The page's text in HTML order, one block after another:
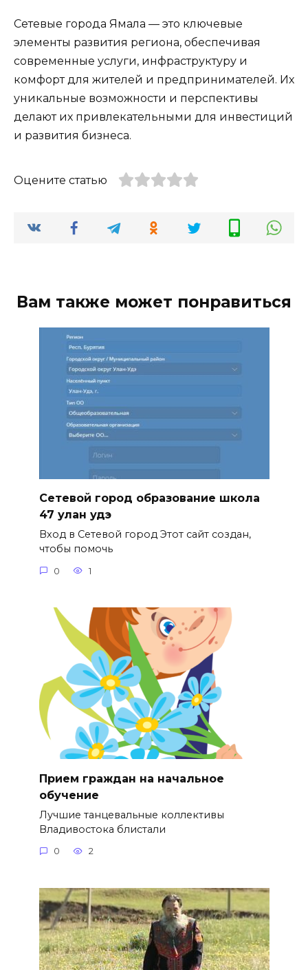
Сетевые города Ямала — это ключевые
элементы развития региона, обеспечивая
современные услуги, инфраструктуру и
комфорт для жителей и предпринимателей. Их
уникальные возможности и перспективы
делают их привлекательными для инвестиций
и развития бизнеса.
Оцените статью
Вам также может понравиться
Сетевой город образование школа
47 улан удэ
Вход в Сетевой город Этот сайт создан,
чтобы помочь
0 1
Прием граждан на начальное
обучение
Лучшие танцевальные коллективы
Владивостока блистали
0 2